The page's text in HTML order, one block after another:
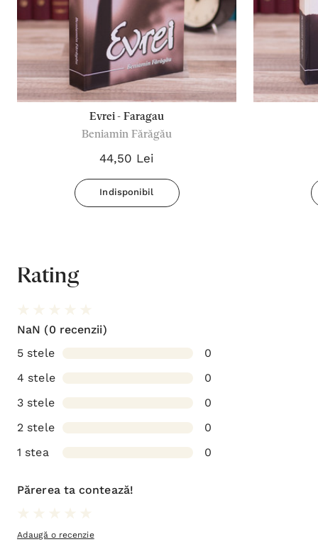
Evrei - Faragau
Beniamin Fărăgău
44,50 Lei
Indisponibil
Rating
NaN (0 recenzii)
5 stele
0
4 stele
0
3 stele
0
2 stele
0
1 stea
0
Părerea ta contează!
Adaugă o recenzie